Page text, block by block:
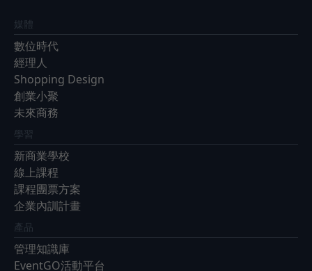
媒體
數位時代
經理人
Shopping Design
創業小聚
未來商務
學習
新商業學校
線上課程
課程團票方案
企業內訓計畫
產品
管理知識庫
EventGO活動平台